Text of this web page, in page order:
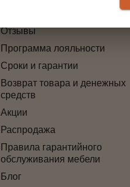
Отзывы
Программа лояльности
Сроки и гарантии
Возврат товара и денежных
средств
Акции
Распродажа
Правила гарантийного
обслуживания мебели
Блог